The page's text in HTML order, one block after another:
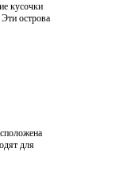
кусочки
острова
для